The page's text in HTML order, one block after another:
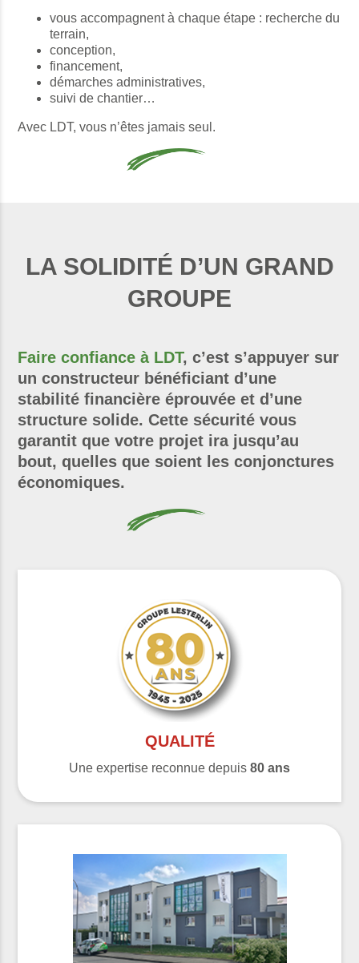
vous accompagnent à chaque étape : recherche du
terrain,
conception,
financement,
démarches administratives,
suivi de chantier…
Avec LDT, vous n’êtes jamais seul.
LA SOLIDITÉ D’UN GRAND
GROUPE
Faire confiance à LDT, c’est s’appuyer sur
un constructeur bénéficiant d’une
stabilité financière éprouvée et d’une
structure solide. Cette sécurité vous
garantit que votre projet ira jusqu’au
bout, quelles que soient les conjonctures
économiques.
QUALITÉ
Une expertise reconnue depuis 80 ans